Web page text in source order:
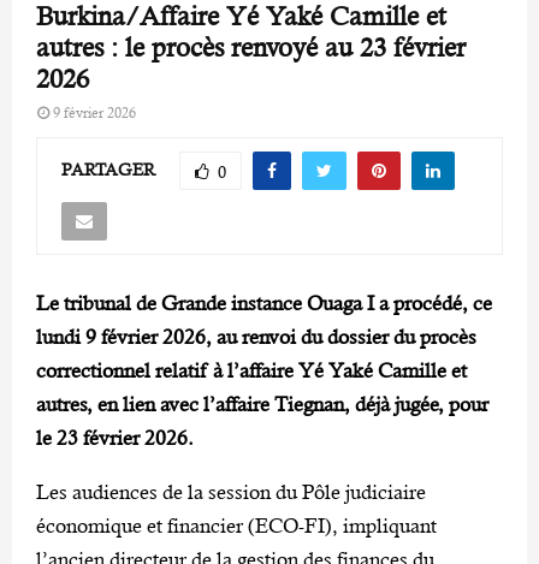
Burkina/Affaire Yé Yaké Camille et
autres : le procès renvoyé au 23 février
2026
9 février 2026
PARTAGER 0
Le tribunal de Grande instance Ouaga I a procédé, ce
lundi 9 février 2026, au renvoi du dossier du procès
correctionnel relatif à l’affaire Yé Yaké Camille et
autres, en lien avec l’affaire Tiegnan, déjà jugée, pour
le 23 février 2026.
Les audiences de la session du Pôle judiciaire
économique et financier (ECO-FI), impliquant
l’ancien directeur de la gestion des finances du